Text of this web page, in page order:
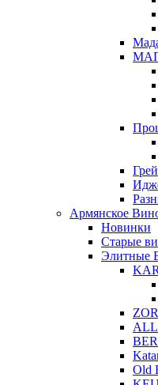
Армянское
Новинки
Старые
Элитные
Old